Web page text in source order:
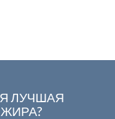
ЛУЧШАЯ